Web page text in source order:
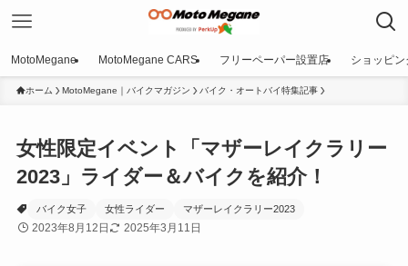
MotoMegane MotoMegane CARS フリーペーパー設置店 ショッピン
ホーム MotoMegane｜バイクマガジン バイク・オートバイ特集記事
女性限定イベント「マザーレイクラリー
2023」ライダー＆バイクを紹介！
バイク女子 女性ライダー マザーレイクラリー2023
2023年8月12日 2025年3月11日